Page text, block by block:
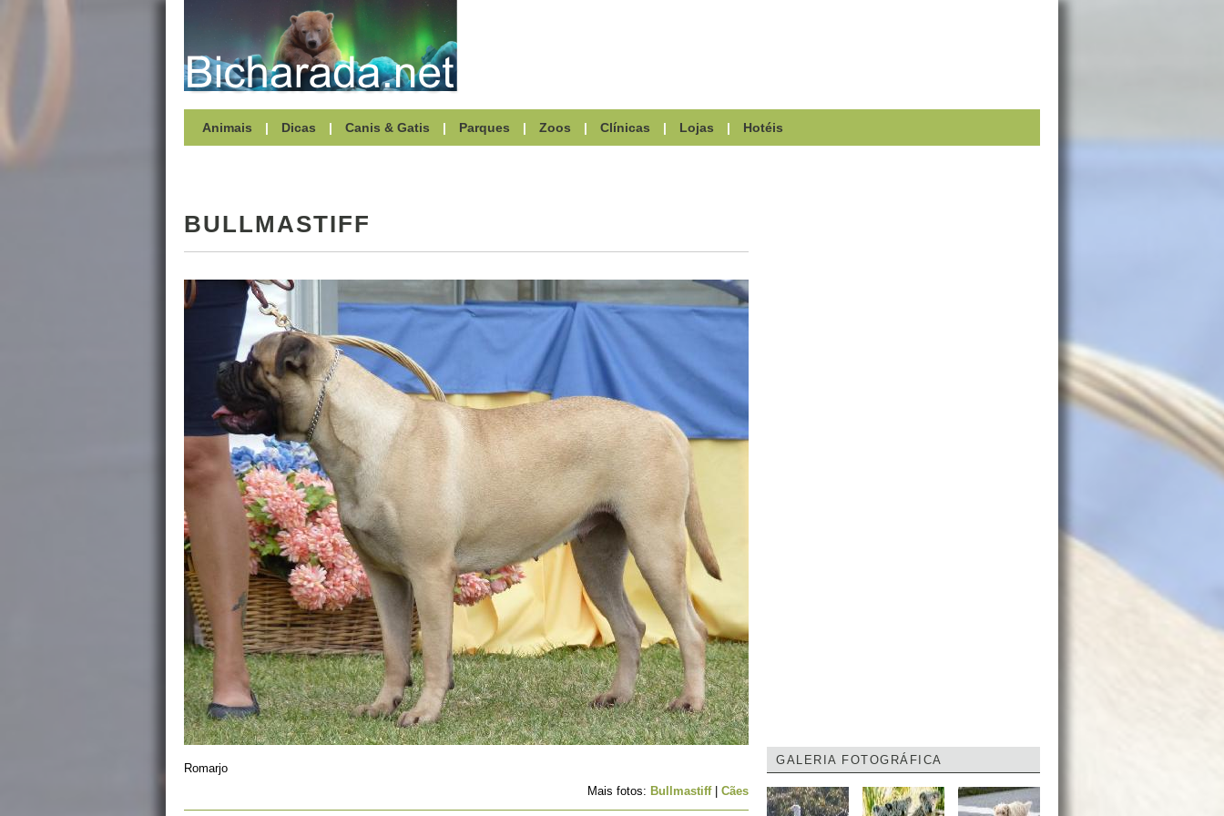
Animais | Dicas | Canis & Gatis | Parques | Zoos | Clínicas | Lojas | Hotéis
BULLMASTIFF
Romarjo
Mais fotos: Bullmastiff| Cães
GALERIA FOTOGRÁFICA